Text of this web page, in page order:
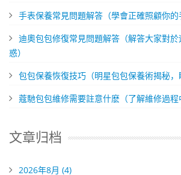
手表保養常見問題解答（學會正確照顧你的
迪奧包包修復常見問題解答（解答大家對
惑）
包包保養恢復技巧（明星包包保養術揭秘，
蔻馳包包維修需要註意什麽（了解維修過程
文章归档
2026年8月 (4)